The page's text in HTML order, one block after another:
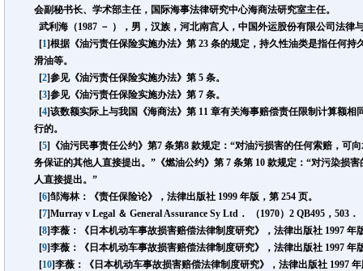
会副秘书长、学术部主任，国际海事法律研究中心海商法研究室主任。
武利海（1987 － ），男，汉族，河北南宫人，中国外运股份有限公司法律
[1]根据《油污责任保险实施办法》第 23 条的规定，持久性油类是指任何
滑油等。
[2]参见《油污责任保险实施办法》第 5 条。
[3]参见《油污责任保险实施办法》第 7 条。
[4]该数额实际上与我国《海商法》第 11 章有关海事赔偿责任限制计算额
行的。
[5]《油污民事责任公约》第7 条第8 款规定：“对油污损害的任何索赔，可
务保证的其他人直接提出。”《燃油公约》第 7 条第 10 款规定：“对污染损
人直接提出。”
[6]邹海林：《责任保险论》，法律出版社 1999 年版，第 254 页。
[7]Murray v Legal ＆ General Assurance Sy Ltd． （1970）2 QB495，503．
[8]李薇：《日本机动车事故损害赔偿法律制度研究》，法律出版社 1997 年
[9]李薇：《日本机动车事故损害赔偿法律制度研究》，法律出版社 1997 年
[10]李薇：《日本机动车事故损害赔偿法律制度研究》，法律出版社 1997